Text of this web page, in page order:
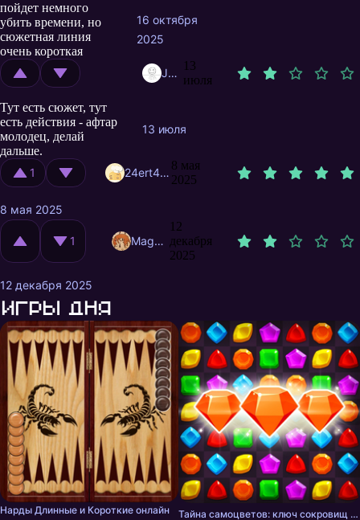
пойдет немного
убить времени, но
сюжетная линия
очень короткая
16 октября
2025
JohnDoe665
13
июля
Тут есть сюжет, тут
есть действия - афтар
молодец, делай
дальше.
13 июля
1 24ert4r.r2b2
8 мая
2025
8 мая 2025
1 MagnificentMrFox
12
декабря
2025
12 декабря 2025
Игры дня
Нарды Длинные и Короткие онлайн Тайна самоцветов: ключ сокровищ - три в ряд